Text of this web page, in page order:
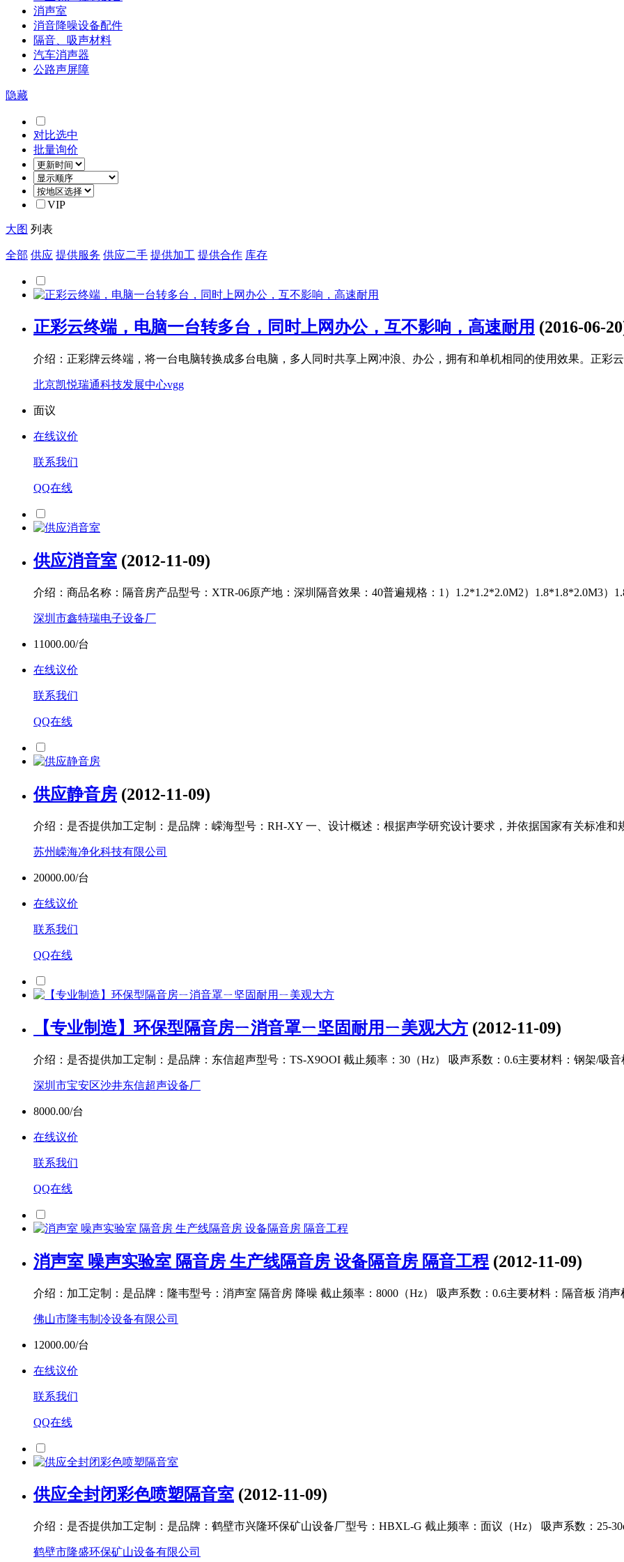
消声室
消音降噪设备配件
隔音、吸声材料
汽车消声器
公路声屏障
隐藏
对比选中
批量询价
VIP
大图 列表
全部 供应 提供服务 供应二手 提供加工 提供合作 库存
正彩云终端，电脑一台转多台，同时上网办公，互不影响，高速耐用 (2016-06-
介绍：正彩牌云终端，将一台电脑转换成多台电脑，多人同时共享上网冲浪、办公，拥有和单机相同的使用效果。正彩云
北京凯悦瑞通科技发展中心vgg
面议
在线议价
联系我们
QQ在线
供应消音室 (2012-11-09)
介绍：商品名称：隔音房产品型号：XTR-06原产地：深圳隔音效果：40普遍规格：1）1.2*1.2*2.0M2）1.8*1.8*2.0M3）
深圳市鑫特瑞电子设备厂
11000.00/台
在线议价
联系我们
QQ在线
供应静音房 (2012-11-09)
介绍：是否提供加工定制：是品牌：嵘海型号：RH-XY 一、设计概述：根据声学研究设计要求，并依据国家有关标准和
苏州嵘海净化科技有限公司
20000.00/台
在线议价
联系我们
QQ在线
【专业制造】环保型隔音房ㄧ消音罩ㄧ坚固耐用ㄧ美观大方 (2012-11-09)
介绍：是否提供加工定制：是品牌：东信超声型号：TS-X9OOI 截止频率：30（Hz） 吸声系数：0.6主要材料：钢架/吸音
深圳市宝安区沙井东信超声设备厂
8000.00/台
在线议价
联系我们
QQ在线
消声室 噪声实验室 隔音房 生产线隔音房 设备隔音房 隔音工程 (2012-11-09)
介绍：加工定制：是品牌：隆韦型号：消声室 隔音房 降噪 截止频率：8000（Hz） 吸声系数：0.6主要材料：隔音板 消声
佛山市隆韦制冷设备有限公司
12000.00/台
在线议价
联系我们
QQ在线
供应全封闭彩色喷塑隔音室 (2012-11-09)
介绍：是否提供加工定制：是品牌：鹤壁市兴隆环保矿山设备厂型号：HBXL-G 截止频率：面议（Hz） 吸声系数：25-
鹤壁市隆盛环保矿山设备有限公司